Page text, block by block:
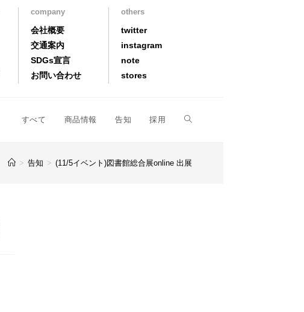
company
会社概要
交通案内
SDGs宣言
お問い合わせ
others
twitter
instagram
note
stores
すべて 商品情報 告知 採用
> 告知 > (11/5イベント)図書館総合展online 出展